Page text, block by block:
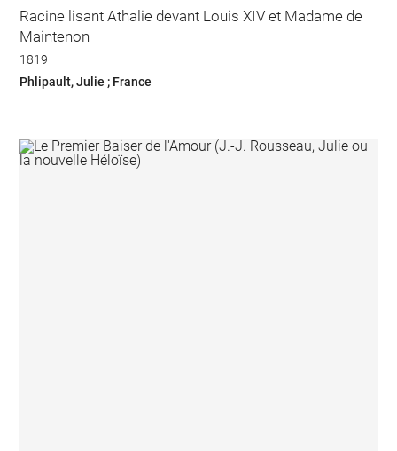
Racine lisant Athalie devant Louis XIV et Madame de
Maintenon
1819
Phlipault, Julie ; France